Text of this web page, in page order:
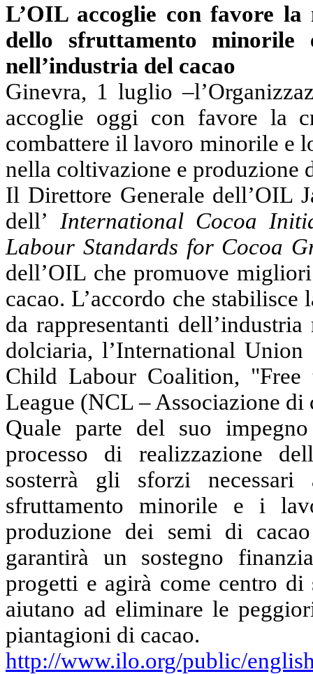
L’OIL accoglie con favore la
dello sfruttamento
nell’industria del cacao
Ginevra, 1 luglio
accoglie oggi con favore la
combattere il lavoro minorile e
nella coltivazione e produzione
Il Direttore Generale dell’OIL
dell’ International Cocoa
Labour Standards for Cocoa
dell’OIL che promuove
cacao. L’accordo che
da rappresentanti
dolciaria,l’International
Child Labour Coalition, "Free
League (NCL– Associazione di
Quale parte del suo
processo di realizzazione
sosterrà gli sforzi
sfruttamento minorile e i
produzione dei semi di
garantirà un sostegno
progetti e agirà come centro
aiutano ad eliminare le
piantagioni di cacao.
http://www.ilo.org/public/